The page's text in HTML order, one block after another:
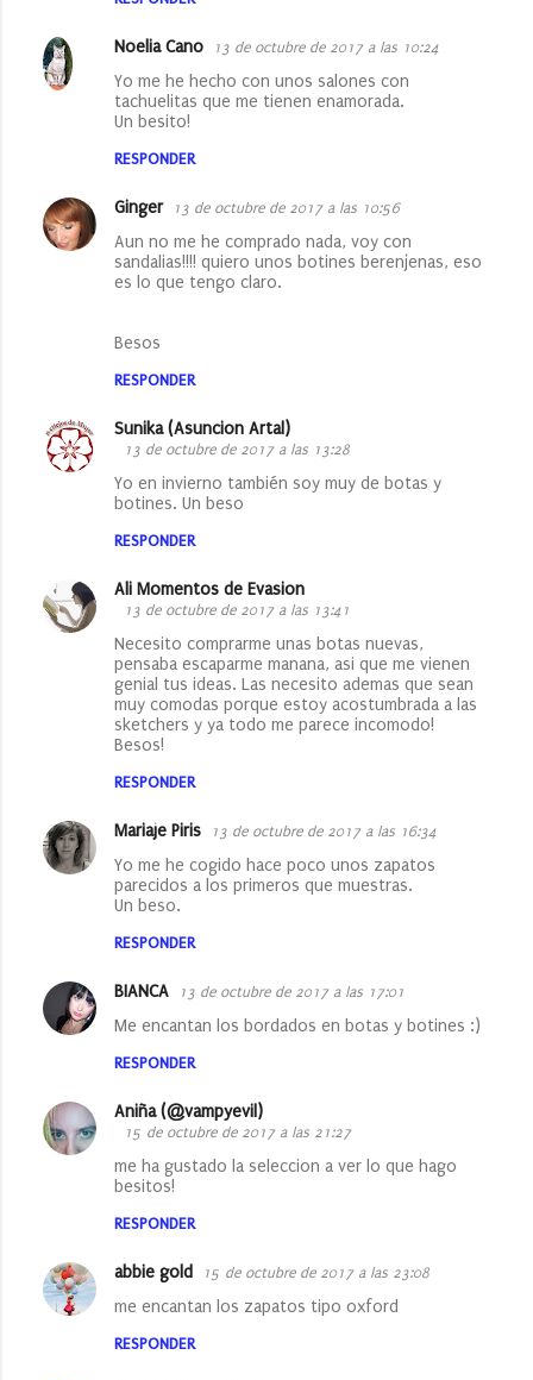
t
a
s
Noelia Cano 13 de octubre de 2017 a las 10:24
Yo me he hecho con unos salones con
tachuelitas que me tienen enamorada.
Un besito!
RESPONDER
Ginger 13 de octubre de 2017 a las 10:56
Aun no me he comprado nada, voy con
sandalias!!!! quiero unos botines berenjenas, eso
es lo que tengo claro.
Besos
RESPONDER
Sunika (Asuncion Artal)
13 de octubre de 2017 a las 13:28
Yo en invierno también soy muy de botas y
botines. Un beso
RESPONDER
Ali Momentos de Evasion
13 de octubre de 2017 a las 13:41
Necesito comprarme unas botas nuevas,
pensaba escaparme manana, asi que me vienen
genial tus ideas. Las necesito ademas que sean
muy comodas porque estoy acostumbrada a las
sketchers y ya todo me parece incomodo!
Besos!
RESPONDER
Mariaje Piris 13 de octubre de 2017 a las 16:34
Yo me he cogido hace poco unos zapatos
parecidos a los primeros que muestras.
Un beso.
RESPONDER
BIANCA 13 de octubre de 2017 a las 17:01
Me encantan los bordados en botas y botines :)
RESPONDER
Aniña (@vampyevil)
15 de octubre de 2017 a las 21:27
me ha gustado la seleccion a ver lo que hago
besitos!
RESPONDER
abbie gold 15 de octubre de 2017 a las 23:08
me encantan los zapatos tipo oxford
RESPONDER